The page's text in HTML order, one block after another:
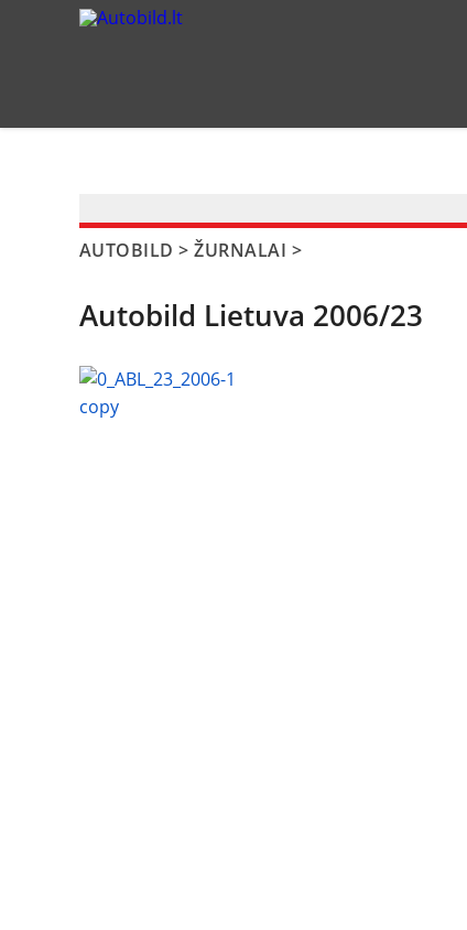
AUTOBILD >ŽURNALAI >
Autobild Lietuva 2006/23